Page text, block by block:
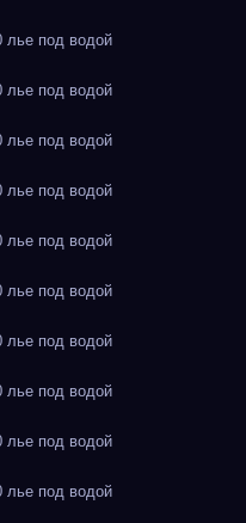
под водой
под водой
под водой
под водой
под водой
под водой
под водой
под водой
под водой
под водой